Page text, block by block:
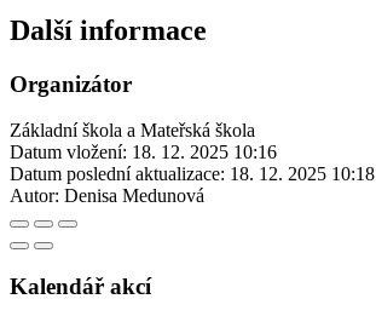
Další informace
Organizátor
Základní škola a Mateřská škola
Datum vložení: 18. 12. 2025 10:16
Datum poslední aktualizace: 18. 12. 2025 10:18
Autor: Denisa Medunová
Kalendář akcí